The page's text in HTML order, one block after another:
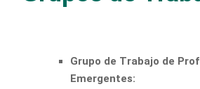
Grupo de Trabajo de
Emergentes: